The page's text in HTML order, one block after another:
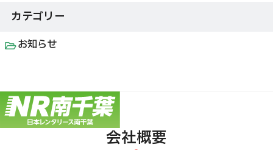
カテゴリー
お知らせ
会社概要